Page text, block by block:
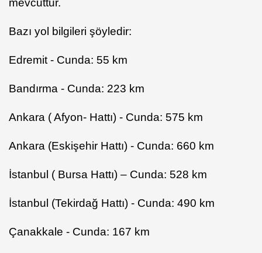
Bazı yol bilgileri şöyledir:
Edremit - Cunda: 55 km
Bandırma - Cunda: 223 km
Ankara ( Afyon- Hattı) - Cunda: 575 km
Ankara (Eskişehir Hattı) - Cunda: 660 km
İstanbul ( Bursa Hattı) – Cunda: 528 km
İstanbul (Tekirdağ Hattı) - Cunda: 490 km
Çanakkale - Cunda: 167 km